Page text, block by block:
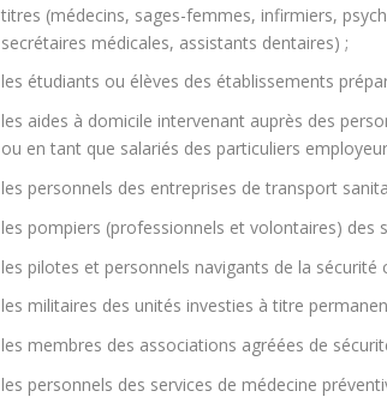
titres (médecins, sages-femmes, infirmiers,
secrétaires médicales, assistants dentaires) ;
les étudiants ou élèves des établissements
les aides à domicile intervenant auprès des
ou en tant que salariés des particuliers
les personnels des entreprises de transport
les pompiers (professionnels et volontaires) des
les pilotes et personnels navigants de la
les militaires des unités investies à titre
les membres des associations agréées de
les personnels des services de médecine